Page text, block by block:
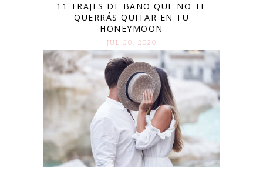
11 TRAJES DE BAÑO QUE NO TE
QUERRÁS QUITAR EN TU
HONEYMOON
JUL 30. 2020